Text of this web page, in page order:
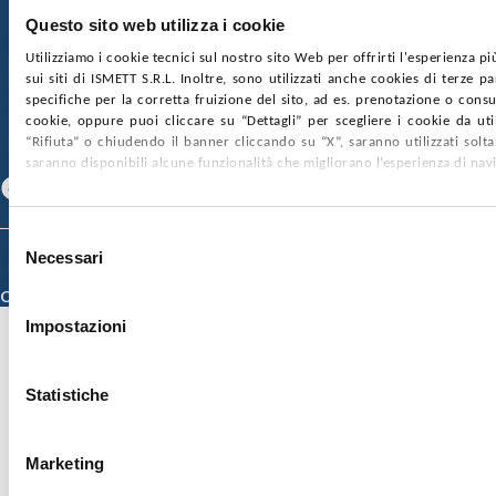
Questo sito web utilizza i cookie
Utilizziamo i cookie tecnici sul nostro sito Web per offrirti l'esperienza
sui siti di ISMETT S.R.L. Inoltre, sono utilizzati anche cookies di terze
specifiche per la corretta fruizione del sito, ad es. prenotazione o
cookie, oppure puoi cliccare su “Dettagli” per scegliere i cookie da
“Rifiuta” o chiudendo il banner cliccando su “X”, saranno utilizzati
saranno disponibili alcune funzionalità che migliorano l’esperienza di
Selezione
del
consenso
Necessari
Impostazioni
Statistiche
Marketing
GARE E CONTRATTIPRIVACYCOOKIE POLICY
SOSTIENICIMAPPA DEL SITO ACCESSIBILITÀ
CONTATTI
SEGUICI SU
© 2026 ISMETT (Istituto Mediterraneo per i Trapianti e Terapie ad Alta
Credits